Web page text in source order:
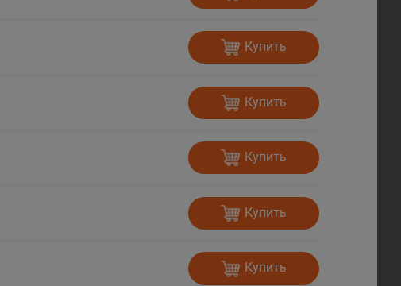
Купить
Купить
Купить
Купить
Купить